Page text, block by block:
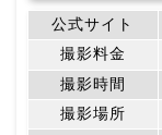
公式サイト
撮影料金
撮影時間
撮影場所